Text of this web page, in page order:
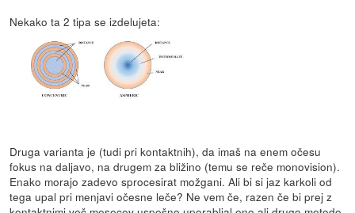
Nekako ta 2 tipa se izdelujeta:
Druga varianta je (tudi pri kontaktnih), da imaš na enem očesu
fokus na daljavo, na drugem za bližino (temu se reče monovision).
Enako morajo zadevo sprocesirat možgani. Ali bi si jaz karkoli od
tega upal pri menjavi očesne leče? Ne vem če, razen če bi prej z